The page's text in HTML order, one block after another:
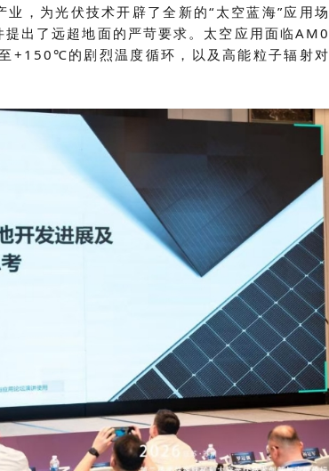
业，为光伏技术开辟了全新的“太空蓝海”应用场
出了远超地面的严苛要求。 太空应用面临AM0
+150℃的剧烈温度循环，以及高能粒子辐射对